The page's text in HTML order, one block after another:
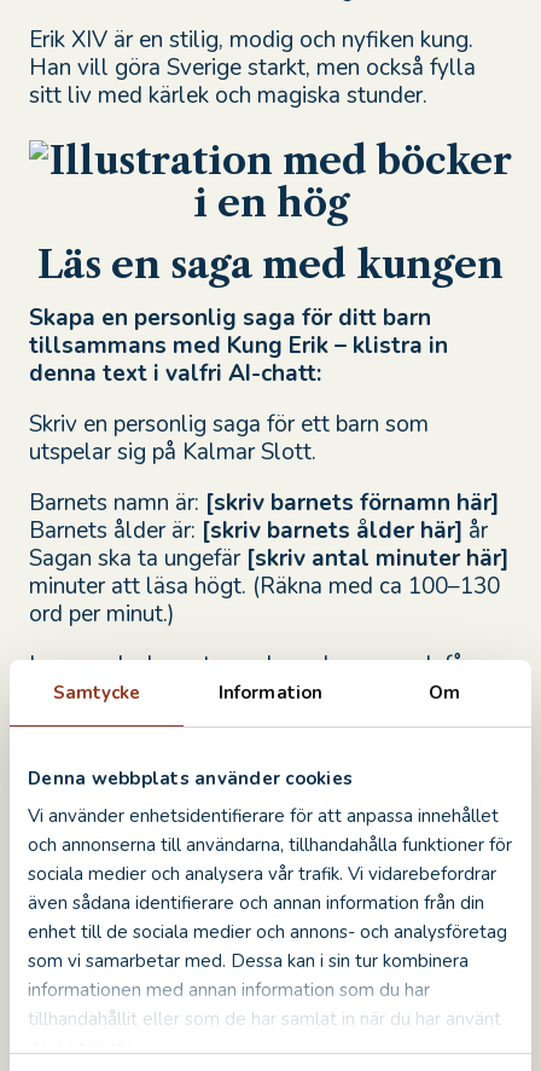
Samtycke Information Om
Denna webbplats använder cookies
Vi använder enhetsidentifierare för att anpassa innehållet
och annonserna till användarna, tillhandahålla funktioner för
sociala medier och analysera vår trafik. Vi vidarebefordrar
även sådana identifierare och annan information från din
enhet till de sociala medier och annons- och analysföretag
som vi samarbetar med. Dessa kan i sin tur kombinera
informationen med annan information som du har
tillhandahållit eller som de har samlat in när du har använt
deras tjänster.
Erik XIV är en stilig, modig och nyfiken kung.
Han vill göra Sverige starkt, men också fylla
sitt liv med kärlek och magiska stunder.
Läs en saga med kungen
Skapa en personlig saga för ditt barn
tillsammans med Kung Erik – klistra in
denna text i valfri AI-chatt:
Skriv en personlig saga för ett barn som
utspelar sig på Kalmar Slott.
Barnets namn är: [skriv barnets förnamn här]
Barnets ålder är: [skriv barnets ålder här] år
Sagan ska ta ungefär [skriv antal minuter här]
minuter att läsa högt. (Räkna med ca 100–130
ord per minut.)
I sagan ska barnet vara huvudperson och få
uppleva ett spännande och tryggt äventyr,
tillsammans med Kung Erik XIV, på Kalmar
sagan. Hämta information om Kung Erik endast
från denna sida; https://kalmarslott.se/kung-
erik-xiv/
Sagan ska ha en tydlig början där barnet träffar
kung Erik, ett spännande och tryggt äventyr i
mitten och ett lyckligt och varmt slut. Anpassa
språk och innehåll efter barnets ålder. Gör
sagan fantasifull, lekfull och lätt att följa för ett
barn i den åldern.